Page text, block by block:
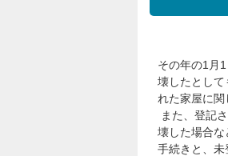
その年の1月
壊したとし
れた家屋に関
また、登記
壊した場合
手続きと、未